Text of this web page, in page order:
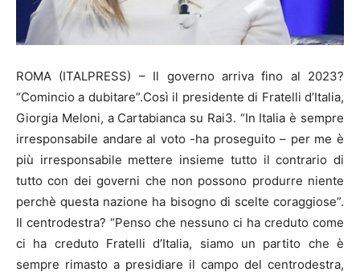
ROMA (ITALPRESS) – Il governo arriva fino al 2023?
“Comincio a dubitare”.Così il presidente di Fratelli d’Italia,
Giorgia Meloni, a Cartabianca su Rai3. “In Italia è sempre
irresponsabile andare al voto -ha proseguito – per me è
più irresponsabile mettere insieme tutto il contrario di
tutto con dei governi che non possono produrre niente
perchè questa nazione ha bisogno di scelte coraggiose”.
Il centrodestra? “Penso che nessuno ci ha creduto come
ci ha creduto Fratelli d’Italia, siamo un partito che è
sempre rimasto a presidiare il campo del centrodestra,